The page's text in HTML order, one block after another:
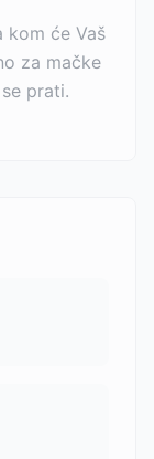
kom će Vaš
za mačke
prati.